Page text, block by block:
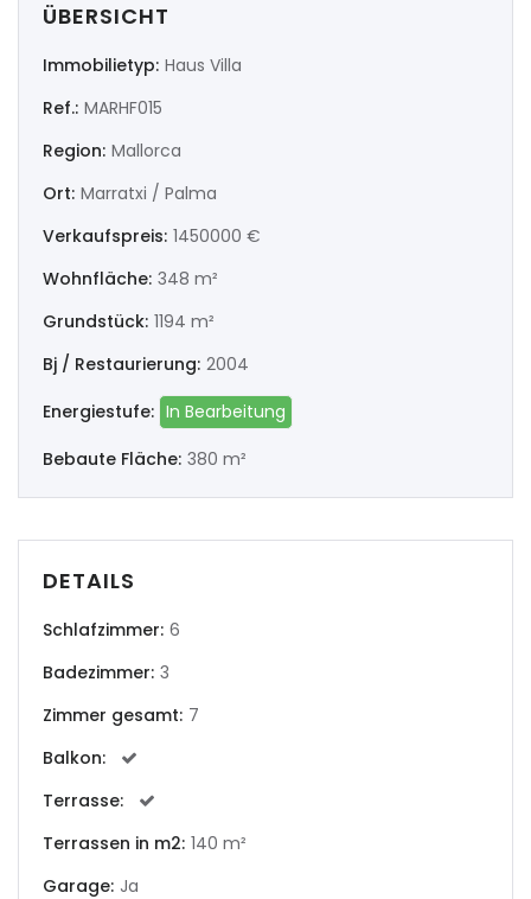
|-Cáceres
Frankreich
|-A Coruña
|-Lugo
Illes Balears
|-Mallorca
|-Algaida
ÜBERSICHT
Immobilietyp: Haus Villa
Ref.: MARHF015
Region: Mallorca
Ort: Marratxi / Palma
Verkaufspreis: 1450000 €
Wohnfläche: 348 m²
Grundstück: 1194 m²
Bj / Restaurierung: 2004
Energiestufe: In Bearbeitung
Bebaute Fläche: 380 m²
DETAILS
Schlafzimmer: 6
Badezimmer: 3
Zimmer gesamt: 7
Balkon:
Terrasse:
Terrassen in m2: 140 m²
Garage: Ja